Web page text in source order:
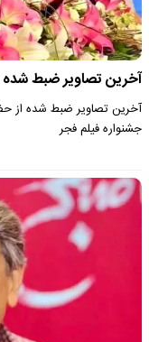
آخرین تصاویر ضبط شده
آخرین تصاویر ضبط شده از
جشنواره فیلم فجر